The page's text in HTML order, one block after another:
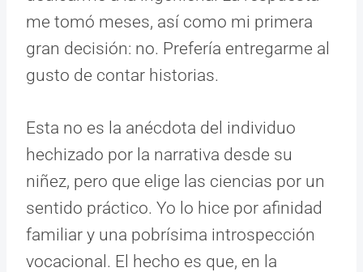
me tomó meses, así como mi primera
gran decisión: no. Prefería entregarme al
gusto de contar historias.
Esta no es la anécdota del individuo
hechizado por la narrativa desde su
niñez, pero que elige las ciencias por un
sentido práctico. Yo lo hice por afinidad
familiar y una pobrísima introspección
vocacional. El hecho es que, en la